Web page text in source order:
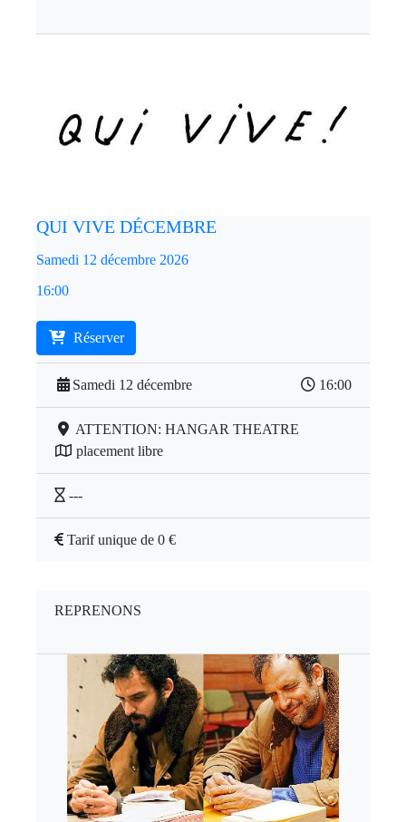
QUI VIVE DÉCEMBRE
Samedi 12 décembre 2026
16:00
Réserver
Samedi 12 décembre 16:00
ATTENTION: HANGAR THEATRE
placement libre
---
Tarif unique de 0 €
REPRENONS